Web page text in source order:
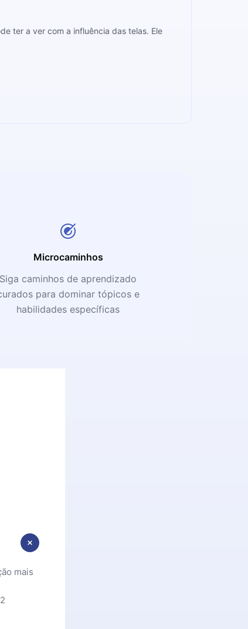
ter a ver com a influência das telas. Ele
Microcaminhos
Siga caminhos de aprendizado
para dominar tópicos e
habilidades específicas
mais